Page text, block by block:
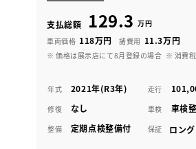
支払総額 129.3 万円
車両価格 118万円 諸費用 11.3万円
※ 価格は展示店にて8月登録の場合 ※ 消費
年式 2021年(R3年) 走行
修復 なし 車検 車検
整備 定期点検整備付 保証 ロン